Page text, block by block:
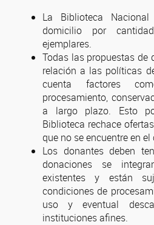
La Biblioteca
domicilio por
ejemplares.
Todas las propuestas de
relación a las políticas
cuenta factores
procesamiento,
a largo plazo. Esto
Biblioteca rechace
que no se encuentre en
Los donantes deben
donaciones se
existentes y están
condiciones de
uso y eventual
instituciones afines.